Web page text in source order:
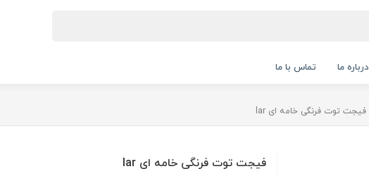
درباره ما تماس با ما
فیجت توت فرنگی خامه ای lar
فیجت توت فرنگی خامه ای lar